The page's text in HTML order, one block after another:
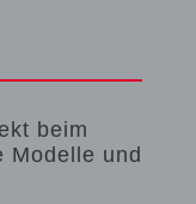
beim
Modelle und